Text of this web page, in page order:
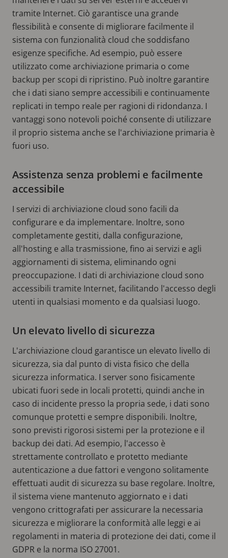
tramite Internet. Ciò garantisce una grande
flessibilità e consente di migliorare facilmente il
sistema con funzionalità cloud che soddisfano
esigenze specifiche. Ad esempio, può essere
utilizzato come archiviazione primaria o come
backup per scopi di ripristino. Può inoltre garantire
che i dati siano sempre accessibili e continuamente
replicati in tempo reale per ragioni di ridondanza. I
vantaggi sono notevoli poiché consente di utilizzare
il proprio sistema anche se l'archiviazione primaria è
fuori uso.
Assistenza senza problemi e facilmente
accessibile
I servizi di archiviazione cloud sono facili da
configurare e da implementare. Inoltre, sono
completamente gestiti, dalla configurazione,
all'hosting e alla trasmissione, fino ai servizi e agli
aggiornamenti di sistema, eliminando ogni
preoccupazione. I dati di archiviazione cloud sono
accessibili tramite Internet, facilitando l'accesso degli
utenti in qualsiasi momento e da qualsiasi luogo.
Un elevato livello di sicurezza
L'archiviazione cloud garantisce un elevato livello di
sicurezza, sia dal punto di vista fisico che della
sicurezza informatica. I server sono fisicamente
ubicati fuori sede in locali protetti, quindi anche in
caso di incidente presso la propria sede, i dati sono
comunque protetti e sempre disponibili. Inoltre,
sono previsti rigorosi sistemi per la protezione e il
backup dei dati. Ad esempio, l'accesso è
strettamente controllato e protetto mediante
autenticazione a due fattori e vengono solitamente
effettuati audit di sicurezza su base regolare. Inoltre,
il sistema viene mantenuto aggiornato e i dati
vengono crittografati per assicurare la necessaria
sicurezza e migliorare la conformità alle leggi e ai
regolamenti in materia di protezione dei dati, come il
GDPR e la norma ISO 27001.